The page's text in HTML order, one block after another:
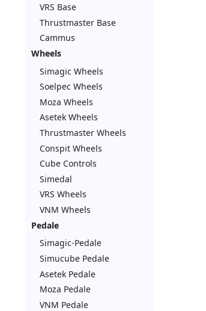
VRS Base
Thrustmaster Base
Cammus
Wheels
Simagic Wheels
Soelpec Wheels
Moza Wheels
Asetek Wheels
Thrustmaster Wheels
Conspit Wheels
Cube Controls
Simedal
VRS Wheels
VNM Wheels
Pedale
Simagic-Pedale
Simucube Pedale
Asetek Pedale
Moza Pedale
VNM Pedale